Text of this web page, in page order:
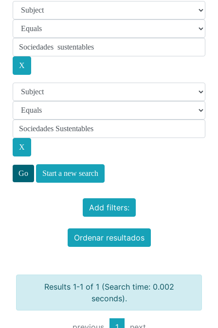
Start a new search
Add filters:
Ordenar resultados
Results 1-1 of 1 (Search time: 0.002
seconds).